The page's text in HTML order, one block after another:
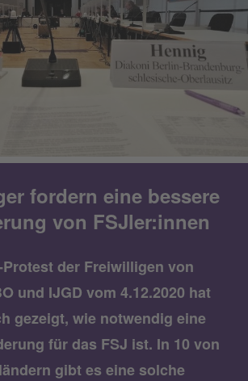
fordern eine bessere
von FSJler:innen
der Freiwilligen von
und IJGD vom 4.12.2020 hat
gezeigt, wie notwendig eine
für das FSJ ist. In 10 von
gibt es eine solche